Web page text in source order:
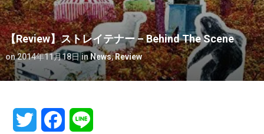
【Review】ストレイテナー – Behind The Scene
on2014年11月18日 inNews,Review
Twitter Facebook